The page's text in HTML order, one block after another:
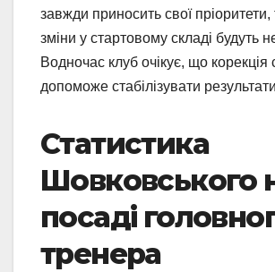
завжди приносить свої пріоритети,
зміни у стартовому складі будуть
Водночас клуб очікує, що корекція
допоможе стабілізувати
Статистика
Шовковського
посаді
тренера